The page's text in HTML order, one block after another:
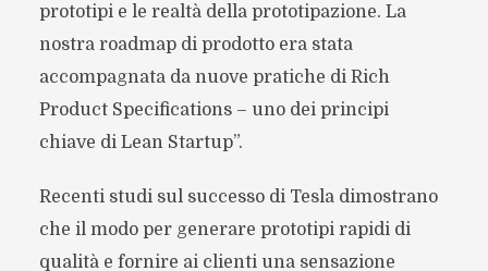
prototipi e le realtà della prototipazione. La
nostra roadmap di prodotto era stata
accompagnata da nuove pratiche di Rich
Product Specifications – uno dei principi
chiave di Lean Startup”.
Recenti studi sul successo di Tesla dimostrano
che il modo per generare prototipi rapidi di
qualità e fornire ai clienti una sensazione